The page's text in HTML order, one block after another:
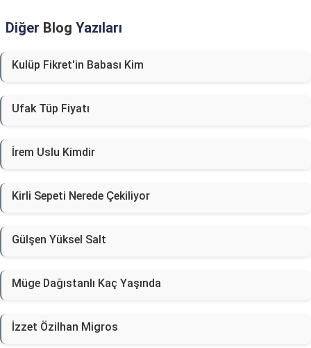
Diğer Blog Yazıları
Kulüp Fikret'in Babası Kim
Ufak Tüp Fiyatı
İrem Uslu Kimdir
Kirli Sepeti Nerede Çekiliyor
Gülşen Yüksel Salt
Müge Dağıstanlı Kaç Yaşında
İzzet Özilhan Migros